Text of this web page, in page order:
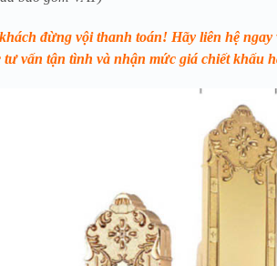
đừng vội thanh toán! Hãy liên hệ ngay
tư vấn tận tình và nhận mức giá chiết khấu